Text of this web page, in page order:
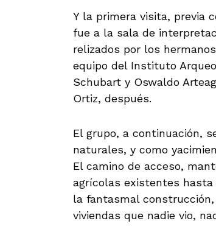
Y la primera visita, previa
fue a la sala de
relizados por los
equipo del Instituto
Schubart y Oswaldo
Ortiz, después.
El grupo, a continuación,
naturales, y como
El camino de acceso,
agrícolas existentes
la fantasmal
viviendas que nadie vio,